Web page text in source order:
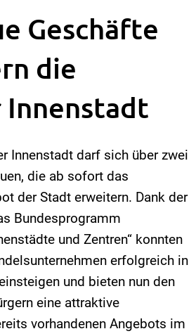
Geschäfte
die
Innenstadt
Innenstadt darf sich über zwei
die ab sofort das
der Stadt erweitern. Dank der
Bundesprogramm
und Zentren“ konnten
erfolgreich in
und bieten nun den
eine attraktive
vorhandenen Angebots im